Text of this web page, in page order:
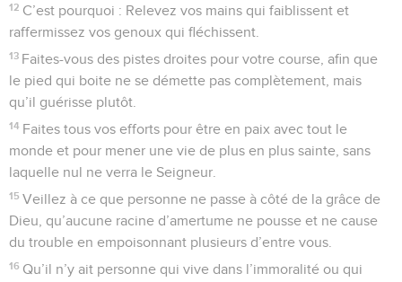
12 C’est pourquoi : Relevez vos mains qui faiblissent et
raffermissez vos genoux qui fléchissent.
13 Faites-vous des pistes droites pour votre course, afin que
le pied qui boite ne se démette pas complètement, mais
qu’il guérisse plutôt.
14 Faites tous vos efforts pour être en paix avec tout le
monde et pour mener une vie de plus en plus sainte, sans
laquelle nul ne verra le Seigneur.
15 Veillez à ce que personne ne passe à côté de la grâce de
Dieu, qu’aucune racine d’amertume ne pousse et ne cause
du trouble en empoisonnant plusieurs d’entre vous.
16 Qu’il n’y ait personne qui vive dans l’immoralité ou qui